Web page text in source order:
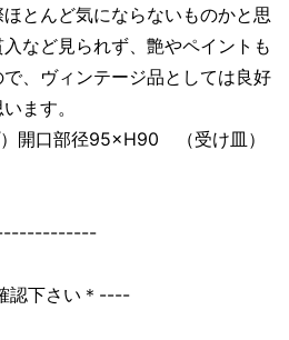
とんど気にならないものかと思
など見られず、艶やペイントも
、ヴィンテージ品としては良好
ます。
開口部径95×H90 （受け皿）
認下さい＊----